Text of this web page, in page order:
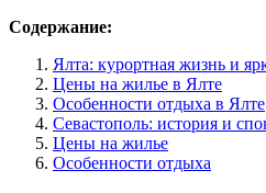
Содержание:
Ялта: курортная жизнь и
Цены на жилье в Ялте
Особенности отдыха в Ялте
Севастополь: история и
Цены на жилье
Особенности отдыха